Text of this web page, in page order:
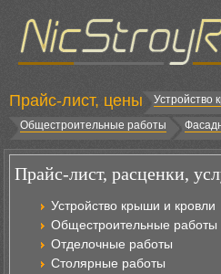
Прайс-лист, цены Устройство
Общестроительные работы
Прайс-лист, расценки,
Устройство крыши и кровли
Общестроительные работы
Отделочные работы
Столярные работы